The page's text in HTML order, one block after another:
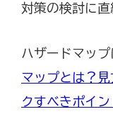
対策の検討に直
ハザードマップ
マップとは？
クすべきポイ